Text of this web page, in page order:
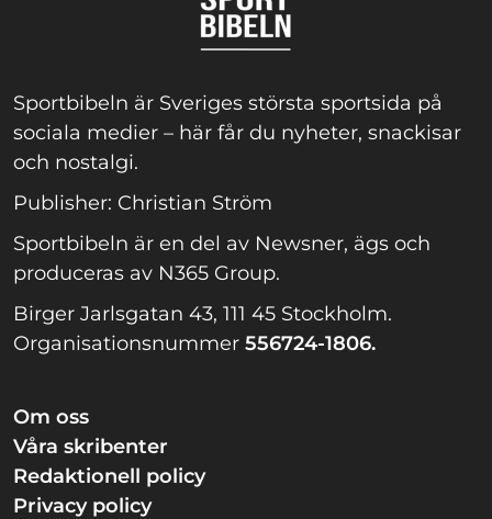
Sportbibeln är Sveriges största sportsida på
sociala medier – här får du nyheter, snackisar
och nostalgi.
Publisher: Christian Ström
Sportbibeln är en del av Newsner, ägs och
produceras av N365 Group.
Birger Jarlsgatan 43, 111 45 Stockholm.
Organisationsnummer 556724-1806.
Om oss
Våra skribenter
Redaktionell policy
Privacy policy